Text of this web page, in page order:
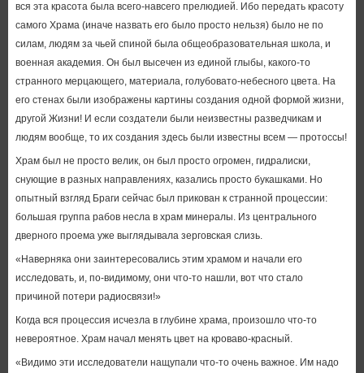
вся эта красота была всего-навсего прелюдией. Ибо передать красоту
самого Храма (иначе назвать его было просто нельзя) было не по
силам, людям за чьей спиной была общеобразовательная школа, и
военная академия. Он был высечен из единой глыбы, какого-то
странного мерцающего, материала, голубовато-небесного цвета. На
его стенах были изображены картины создания одной формой жизни,
другой Жизни! И если создатели были неизвестны разведчикам и
людям вообще, то их создания здесь были известны всем — протоссы!
Храм был не просто велик, он был просто огромен, гидралиски,
снующие в разных направлениях, казались просто букашками. Но
опытный взгляд Браги сейчас был прикован к странной процессии:
большая группа рабов несла в храм минералы. Из центрального
дверного проема уже выглядывала зерговская слизь.
«Наверняка они заинтересовались этим храмом и начали его
исследовать, и, по-видимому, они что-то нашли, вот что стало
причиной потери радиосвязи!»
Когда вся процессия исчезла в глубине храма, произошло что-то
невероятное. Храм начал менять цвет на кроваво-красный.
«Видимо эти исследователи нащупали что-то очень важное. Им надо